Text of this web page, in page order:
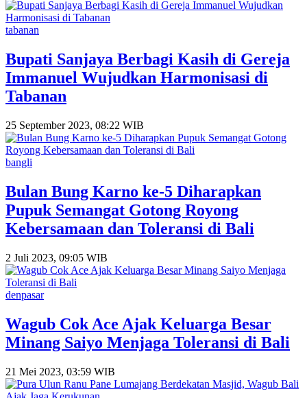
tabanan
Bupati Sanjaya Berbagi Kasih di Gereja
Immanuel Wujudkan Harmonisasi di
Tabanan
25 September 2023, 08:22 WIB
bangli
Bulan Bung Karno ke-5 Diharapkan
Pupuk Semangat Gotong Royong
Kebersamaan dan Toleransi di Bali
2 Juli 2023, 09:05 WIB
denpasar
Wagub Cok Ace Ajak Keluarga Besar
Minang Saiyo Menjaga Toleransi di Bali
21 Mei 2023, 03:59 WIB